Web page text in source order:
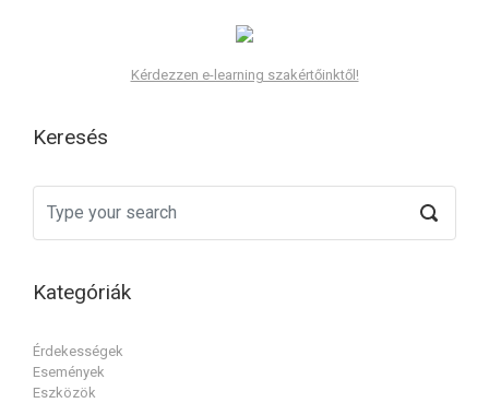
Kérdezzen e-learning szakértőinktől!
Keresés
Kategóriák
Érdekességek
Események
Eszközök